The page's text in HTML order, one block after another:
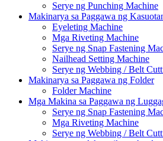
Serye ng Punching Machine
Makinarya sa Paggawa ng
Eyeleting Machine
Mga Riveting Machine
Serye ng Snap Fastening
Nailhead Setting Machine
Serye ng Webbing / Belt
Makinarya sa Paggawa ng Folder
Folder Machine
Mga Makina sa Paggawa ng
Serye ng Snap Fastening
Mga Riveting Machine
Serye ng Webbing / Belt